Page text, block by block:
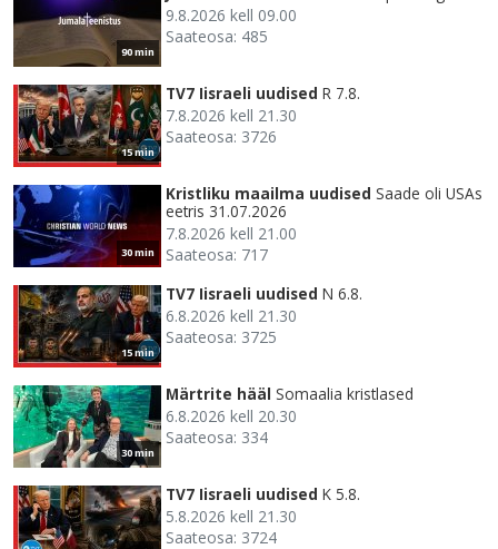
90 min
9.8.2026 kell 09.00
Saateosa: 485
15 min
TV7 Iisraeli uudised R 7.8.
7.8.2026 kell 21.30
Saateosa: 3726
30 min
Kristliku maailma uudised Saade oli USAs
eetris 31.07.2026
7.8.2026 kell 21.00
Saateosa: 717
15 min
TV7 Iisraeli uudised N 6.8.
6.8.2026 kell 21.30
Saateosa: 3725
30 min
Märtrite hääl Somaalia kristlased
6.8.2026 kell 20.30
Saateosa: 334
TV7 Iisraeli uudised K 5.8.
5.8.2026 kell 21.30
Saateosa: 3724